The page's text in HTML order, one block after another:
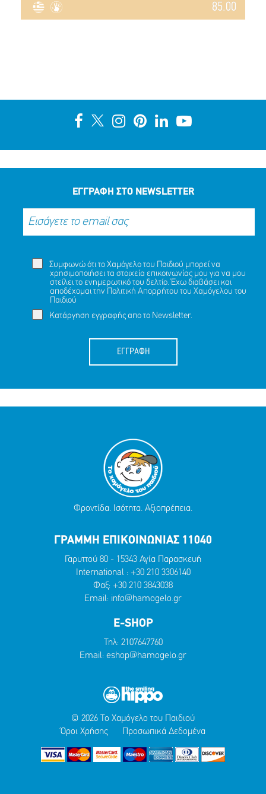
85.00
ΕΓΓΡΑΦΗ ΣΤΟ NEWSLETTER
Συμφωνώ ότι το Χαμόγελο του Παιδιού μπορεί να
χρησιμοποιήσει τα στοιχεία επικοινωνίας μου για να μου
στείλει το ενημερωτικό του δελτίο. Έχω διαβάσει και
αποδέχομαι την Πολιτική Απορρήτου του Χαμόγελου του
Παιδιού
Κατάργηση εγγραφής απο το Newsletter.
ΕΓΓΡΑΦΗ
Φροντίδα. Ισότητα. Αξιοπρέπεια.
ΓΡΑΜΜΗ ΕΠΙΚΟΙΝΩΝΙΑΣ 11040
Γαρυττού 80 - 15343 Αγία Παρασκευή
International : +30 210 3306140
Φαξ: +30 210 3843038
Email: info@hamogelo.gr
E-SHOP
Τηλ: 2107647760
Email: eshop@hamogelo.gr
© 2026 Το Χαμόγελο του Παιδιού
Όροι Χρήσης
Προσωπικά Δεδομένα